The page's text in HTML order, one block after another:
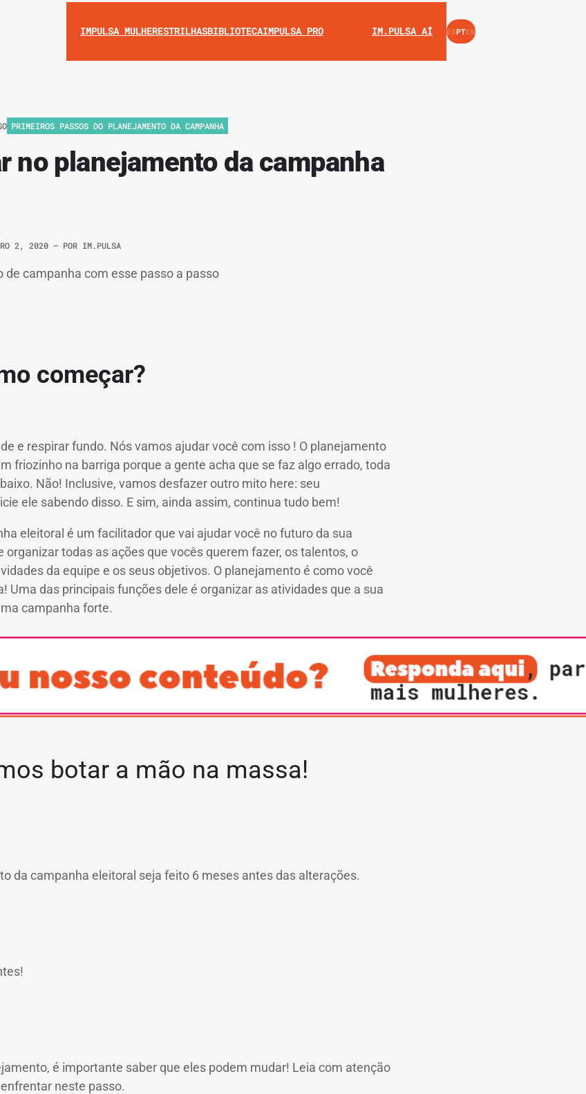
IMPULSA MULHERESTRILHASBIBLIOTECAIMPULSA PRO INSTAGRAM
YOUTUBE
IM.PULSA AÍ ESPTEN
PRIMEIROS PASSOS DO PLANEJAMENTO DA CAMPANHA
no planejamento da campanha
2, 2020 – POR IM.PULSA
campanha com esse passo a passo
começar?
e respirar fundo. Nós vamos ajudar você com isso ! O planejamento
friozinho na barriga porque a gente acha que se faz algo errado, toda
Não! Inclusive, vamos desfazer outro mito here: seu
ele sabendo disso. E sim, ainda assim, continua tudo bem!
eleitoral é um facilitador que vai ajudar você no futuro da sua
organizar todas as ações que vocês querem fazer, os talentos, o
da equipe e os seus objetivos. O planejamento é como você
Uma das principais funções dele é organizar as atividades que a sua
campanha forte.
botar a mão na massa!
da campanha eleitoral seja feito 6 meses antes das alterações.
é importante saber que eles podem mudar! Leia com atenção
neste passo.